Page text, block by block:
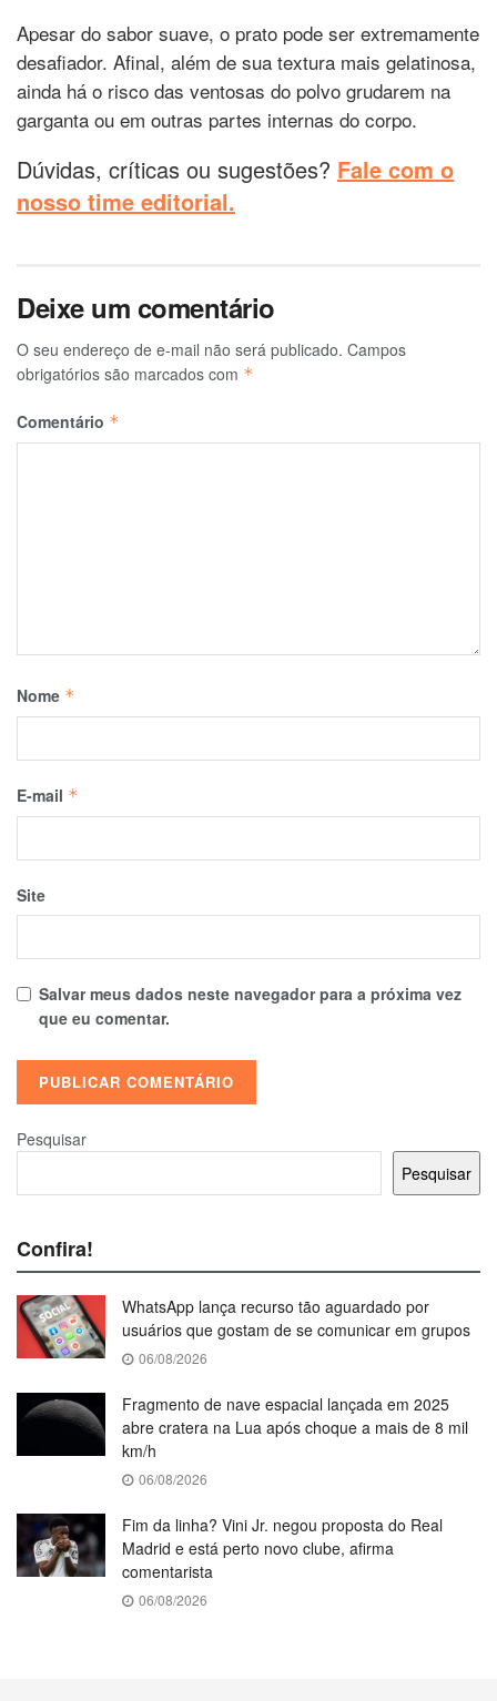
Apesar do sabor suave, o prato pode ser extremamente
desafiador. Afinal, além de sua textura mais gelatinosa,
ainda há o risco das ventosas do polvo grudarem na
garganta ou em outras partes internas do corpo.
Dúvidas, críticas ou sugestões? Fale com o
nosso time editorial.
Deixe um comentário
O seu endereço de e-mail não será publicado. Campos
obrigatórios são marcados com *
Comentário *
Nome *
E-mail *
Site
Salvar meus dados neste navegador para a próxima vez
que eu comentar.
Pesquisar
Pesquisar
Confira!
WhatsApp lança recurso tão aguardado por
usuários que gostam de se comunicar em grupos
06/08/2026
Fragmento de nave espacial lançada em 2025
abre cratera na Lua após choque a mais de 8 mil
km/h
06/08/2026
Fim da linha? Vini Jr. negou proposta do Real
Madrid e está perto novo clube, afirma
comentarista
06/08/2026